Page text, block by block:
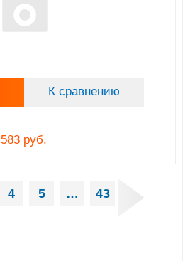
К сравнению
583 руб.
4 5 … 43